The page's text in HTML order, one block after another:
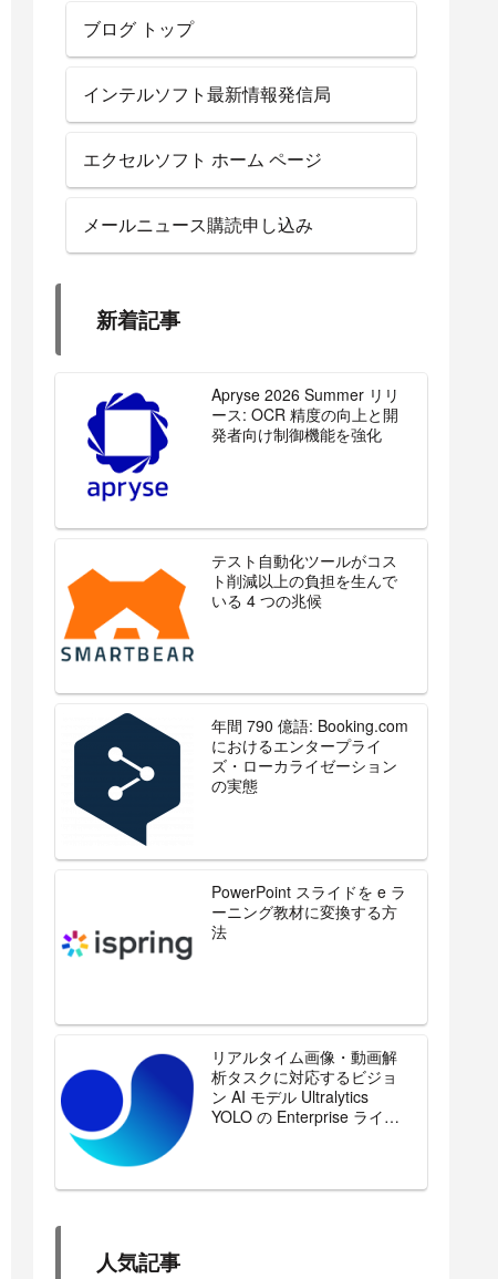
ブログ トップ
インテルソフト最新情報発信局
エクセルソフト ホーム ページ
メールニュース購読申し込み
新着記事
Apryse 2026 Summer リリ
ース: OCR 精度の向上と開
発者向け制御機能を強化
テスト自動化ツールがコス
ト削減以上の負担を生んで
いる 4 つの兆候
年間 790 億語: Booking.com
におけるエンタープライ
ズ・ローカライゼーション
の実態
PowerPoint スライドを e ラ
ーニング教材に変換する方
法
リアルタイム画像・動画解
析タスクに対応するビジョ
ン AI モデル Ultralytics
YOLO の Enterprise ライセ
人気記事